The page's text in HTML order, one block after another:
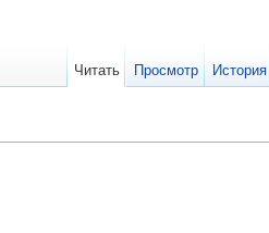
Читать Просмотр История